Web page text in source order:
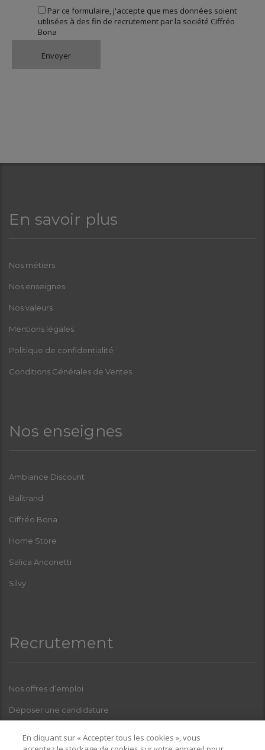
Par ce formulaire, j'accepte que mes données soient
utilisées à des fin de recrutement par la société Ciffréo
Bona
En savoir plus
Nos métiers
Nos enseignes
Nos valeurs
Mentions légales
Politique de confidentialité
Conditions Générales de Ventes
Nos enseignes
Ambiance Discount
Balitrand
Ciffréo Bona
Home Store
Salica Anconetti
Silvy
Recrutement
Nos offres d’emploi
Déposer une candidature
En cliquant sur « Accepter tous les cookies », vous